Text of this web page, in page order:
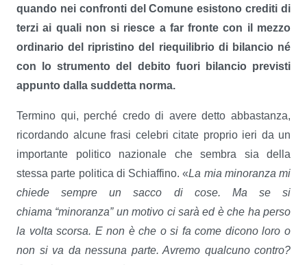
quando nei confronti del Comune esistono crediti di
terzi ai quali non si riesce a far fronte con il mezzo
ordinario del ripristino del riequilibrio di bilancio né
con lo strumento del debito fuori bilancio previsti
appunto dalla suddetta norma.
Termino qui, perché credo di avere detto abbastanza,
ricordando alcune frasi celebri citate proprio ieri da un
importante politico nazionale che sembra sia della
stessa parte politica di Schiaffino. «La mia minoranza mi
chiede sempre un sacco di cose. Ma se si
chiama “minoranza” un motivo ci sarà ed è che ha perso
la volta scorsa. E non è che o si fa come dicono loro o
non si va da nessuna parte. Avremo qualcuno contro?